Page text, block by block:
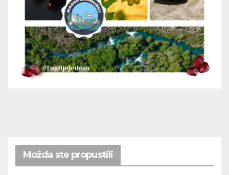
Možda ste propustili